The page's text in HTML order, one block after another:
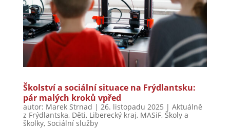
Školství a sociální situace na Frýdlantsku:
pár malých kroků vpřed
autor: Marek Strnad | 26. listopadu 2025 | Aktuálně
z Frýdlantska, Děti, Liberecký kraj, MASiF, Školy a
školky, Sociální služby